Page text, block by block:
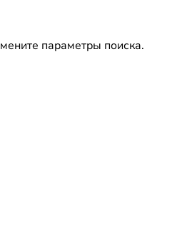
параметры поиска.